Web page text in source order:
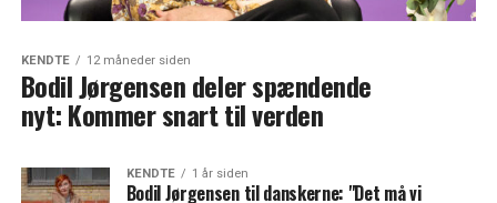
KENDTE 12 måneder siden
Bodil Jørgensen deler spændende
nyt: Kommer snart til verden
KENDTE 1 år siden
Bodil Jørgensen til danskerne: "Det må vi